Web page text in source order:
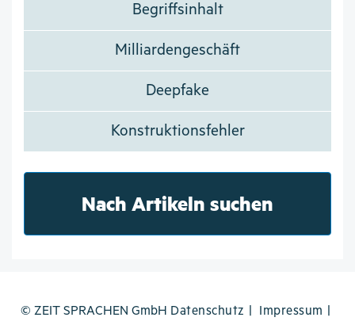
Begriffsinhalt
Milliardengeschäft
Deepfake
Konstruktionsfehler
Nach Artikeln suchen
© ZEIT SPRACHEN GmbH Datenschutz Impressum